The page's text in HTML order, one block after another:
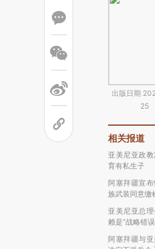
出版日期
25
相关报道
亚美尼亚政
育有私生子
阿塞拜疆宣
族武装同意缴
亚美尼亚总
赖是“战略错误
阿塞拜疆与